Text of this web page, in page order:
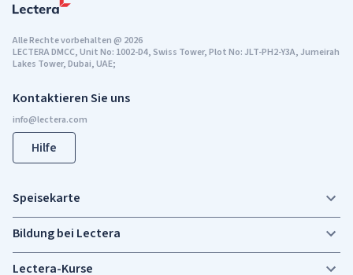
Kontaktieren Sie uns
Hilfe
Alle Rechte vorbehalten@ 2026
LECTERA DMCC, Unit No: 1002-D4, Swiss Tower, Plot No: JLT-PH2-Y3A, Jumeirah
Lakes Tower, Dubai, UAE;
Speisekarte
Bildung bei Lectera
Lectera-Kurse